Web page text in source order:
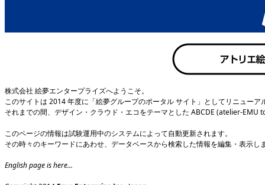
株式会社 絵夢エンタープライズへようこそ。
このサイトは 2014 年度に「絵夢グループのポータル サイト」としてリニューア
それまでの間、デザイン・クラウド・エコをテーマとした ABCDE (atelier-
このページの情報は試験運用中のシステムによって自動更新されます。
その時々のキーワードにあわせ、データベースから検索した情報を編集・表示し
English page is here...